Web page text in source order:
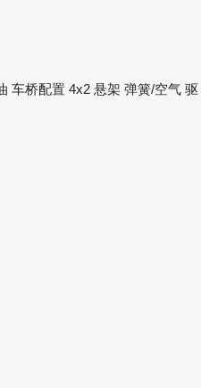
车桥配置 4x2 悬架 弹簧/空气 驱